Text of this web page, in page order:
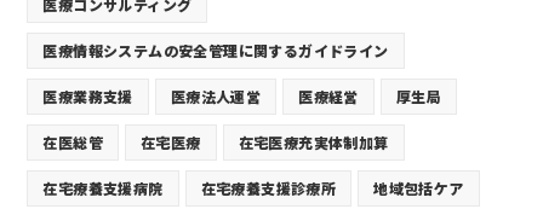
医療情報システムの安全管理に関するガイドライン
医療業務支援 医療法人運営 医療経営 厚生局
在医総管 在宅医療 在宅医療充実体制加算
在宅療養支援病院 在宅療養支援診療所 地域包括ケア